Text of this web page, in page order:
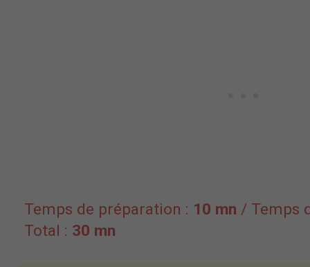
Temps de préparation : 10 mn / Temps
Total : 30 mn